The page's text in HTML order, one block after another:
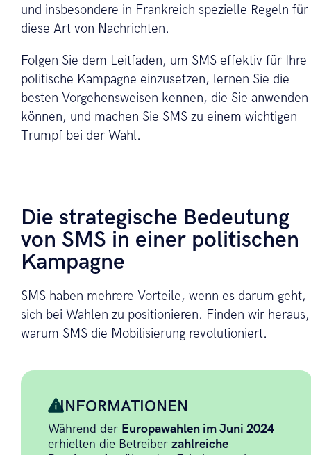
und insbesondere in Frankreich spezielle Regeln für
diese Art von Nachrichten.
Folgen Sie dem Leitfaden, um SMS effektiv für Ihre
politische Kampagne einzusetzen, lernen Sie die
besten Vorgehensweisen kennen, die Sie anwenden
können, und machen Sie SMS zu einem wichtigen
Trumpf bei der Wahl.
Die strategische Bedeutung
von SMS in einer politischen
Kampagne
SMS haben mehrere Vorteile, wenn es darum geht,
sich bei Wahlen zu positionieren. Finden wir heraus,
warum SMS die Mobilisierung revolutioniert.
INFORMATIONEN
Während der Europawahlen im Juni 2024
erhielten die Betreiber zahlreiche